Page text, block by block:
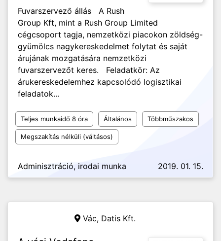
Fuvarszervező állás A Rush
Group Kft, mint a Rush Group Limited
cégcsoport tagja, nemzetközi piacokon zöldség-
gyümölcs nagykereskedelmet folytat és saját
árujának mozgatására nemzetközi
fuvarszervezőt keres. Feladatkör: Az
árukereskedelemhez kapcsolódó logisztikai
feladatok...
Teljes munkaidő 8 óra Általános Többműszakos
Megszakítás nélküli (váltásos)
Adminisztráció, irodai munka 2019. 01. 15.
Vác, Datis Kft.